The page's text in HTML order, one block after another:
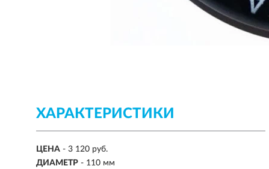
ХАРАКТЕРИСТИКИ
ЦЕНА - 3 120 руб.
ДИАМЕТР - 110 мм